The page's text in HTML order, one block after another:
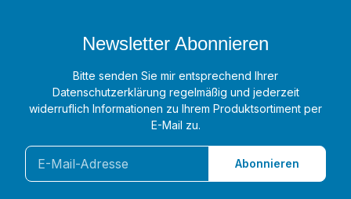
Newsletter Abonnieren
Bitte senden Sie mir entsprechend Ihrer
Datenschutzerklärung regelmäßig und jederzeit
widerruflich Informationen zu Ihrem Produktsortiment per
E-Mail zu.
Abonnieren